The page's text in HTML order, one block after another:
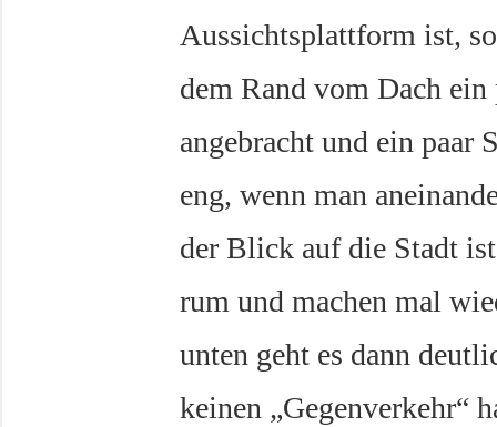
Aussichtsplattform ist,
dem Rand vom Dach
angebracht und ein paar
eng, wenn man
der Blick auf die Stadt
rum und machen mal
unten geht es dann
keinen „Gegenverkehr“